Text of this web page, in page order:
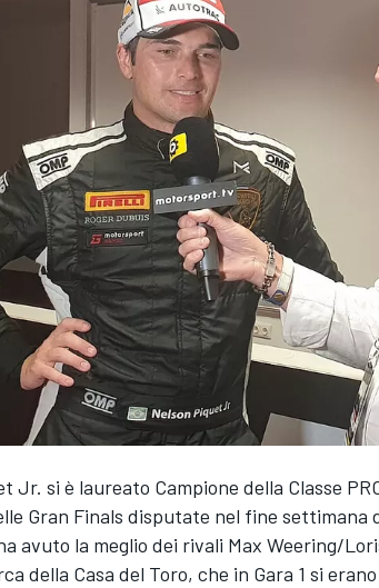
Jr. si è laureato Campione della Classe
Gran Finals disputate nel fine settimana
avuto la meglio dei rivali Max Weering/
della Casa del Toro, che in Gara 1 si